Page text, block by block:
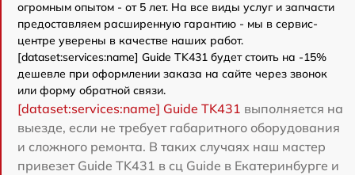
огромным опытом - от 5 лет. На все виды услуг и запчасти
предоставляем расширенную гарантию - мы в сервис-
центре уверены в качестве наших работ.
[dataset:services:name] Guide TK431 будет стоить на -15%
дешевле при оформлении заказа на сайте через звонок
или форму обратной связи.
[dataset:services:name] Guide TK431 выполняется на
выезде, если не требует габаритного оборудования
и сложного ремонта. В таких случаях наш мастер
привезет Guide TK431 в сц Guide в Екатеринбурге и